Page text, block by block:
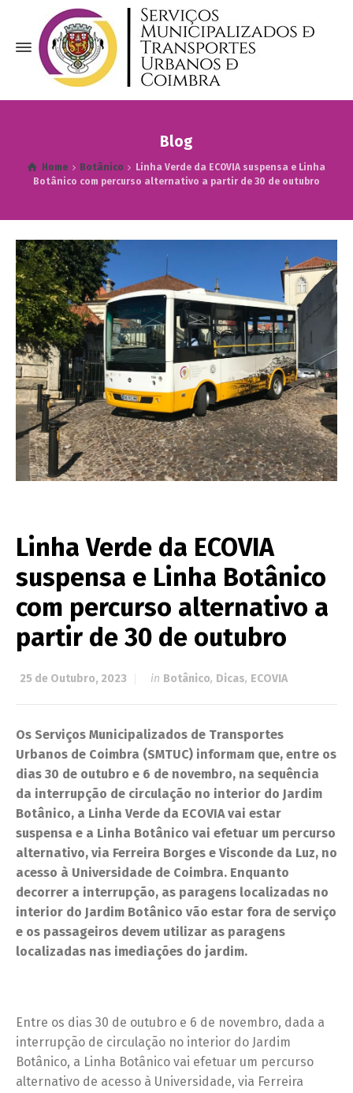
Blog
Home Botânico
Linha Verde da ECOVIA suspensa e Linha
Botânico com percurso alternativo a partir de 30 de outubro
Linha Verde da ECOVIA
suspensa e Linha Botânico
com percurso alternativo a
partir de 30 de outubro
25 de Outubro, 2023 in Botânico, Dicas, ECOVIA
Os Serviços Municipalizados de Transportes
Urbanos de Coimbra (SMTUC) informam que, entre os
dias 30 de outubro e 6 de novembro, na sequência
da interrupção de circulação no interior do Jardim
Botânico, a Linha Verde da ECOVIA vai estar
suspensa e a Linha Botânico vai efetuar um percurso
alternativo, via Ferreira Borges e Visconde da Luz, no
acesso à Universidade de Coimbra. Enquanto
decorrer a interrupção, as paragens localizadas no
interior do Jardim Botânico vão estar fora de serviço
e os passageiros devem utilizar as paragens
localizadas nas imediações do jardim.
Entre os dias 30 de outubro e 6 de novembro, dada a
interrupção de circulação no interior do Jardim
Botânico, a Linha Botânico vai efetuar um percurso
alternativo de acesso à Universidade, via Ferreira